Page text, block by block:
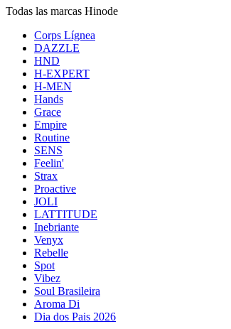
Todas las marcas Hinode
Corps Lígnea
DAZZLE
HND
H-EXPERT
H-MEN
Hands
Grace
Empire
Routine
SENS
Feelin'
Strax
Proactive
JOLI
LATTITUDE
Inebriante
Venyx
Rebelle
Spot
Vibez
Soul Brasileira
Aroma Di
Dia dos Pais 2026